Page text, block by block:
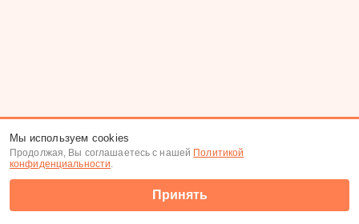
Мы используем cookies
Продолжая, Вы соглашаетесь с нашей Политикой
конфиденциальности.
Принять